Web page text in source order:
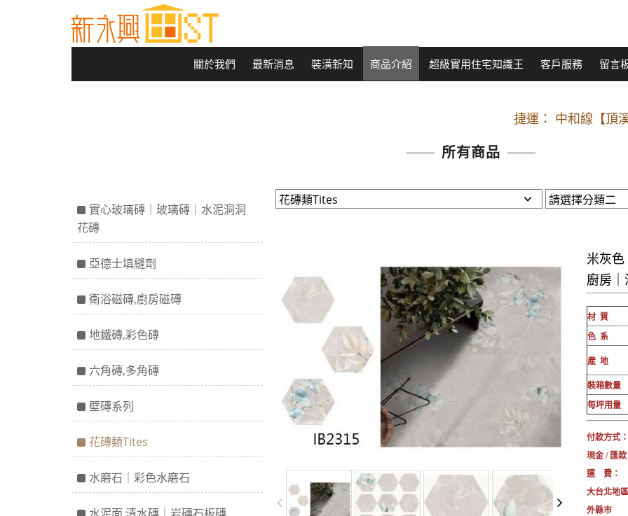
關於我們 最新消息 裝潢新知 商品介紹 超級實用住宅知識王 客戶服務 留言
捷運： 中和線【頂
原Line已滿 無法加Line好友 請
捷運： 中和線【頂
原Line已滿 無法加Line好友 請親
所有商品
實心玻璃磚｜玻璃磚｜水泥洞洞
花磚
亞德士填縫劑
衛浴磁磚,廚房磁磚
地鐵磚,彩色磚
六角磚,多角磚
壁磚系列
花磚類Tites
水磨石｜彩色水磨石
米灰
廚房
材 質
色 系
產 地
裝箱數量
每坪用量
付款方式：
現金 / 匯
運 費：
大台北地
外縣市